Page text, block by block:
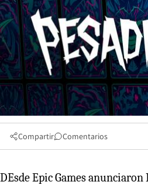
Compartir Comentarios
DEsde Epic Games anunciaron